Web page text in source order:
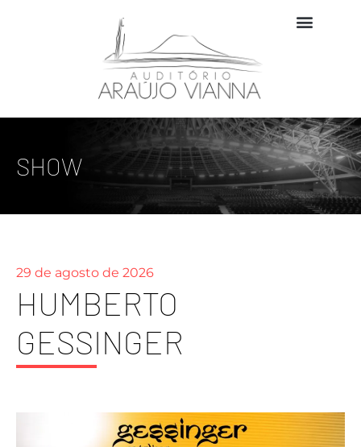
SHOW
29 de agosto de 2026
HUMBERTO
GESSINGER